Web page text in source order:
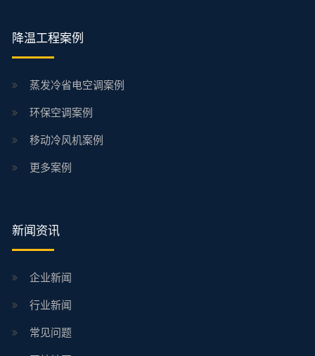
降温工程案例
蒸发冷省电空调案例
环保空调案例
移动冷风机案例
更多案例
新闻资讯
企业新闻
行业新闻
常见问题